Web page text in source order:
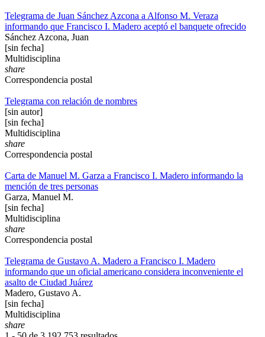
Telegrama de Juan Sánchez Azcona a Alfonso M. Veraza
informando que Francisco I. Madero aceptó el banquete ofrecido
Sánchez Azcona, Juan
[sin fecha]
Multidisciplina
share
Correspondencia postal
Telegrama con relación de nombres
[sin autor]
[sin fecha]
Multidisciplina
share
Correspondencia postal
Carta de Manuel M. Garza a Francisco I. Madero informando la
mención de tres personas
Garza, Manuel M.
[sin fecha]
Multidisciplina
share
Correspondencia postal
Telegrama de Gustavo A. Madero a Francisco I. Madero
informando que un oficial americano considera inconveniente el
asalto de Ciudad Juárez
Madero, Gustavo A.
[sin fecha]
Multidisciplina
share